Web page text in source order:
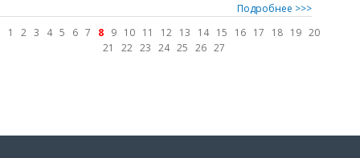
Подробнее >>>
1
2 3 4 5 6 7 8 9 10 11 12 13 14 15 16 17 18 19 20
21
22 23 24 25 26 27